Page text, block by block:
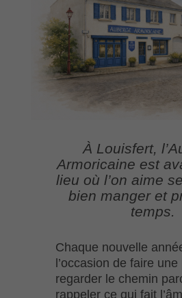
À Louisfert,
Armoricaine est
lieu où l’on aime
bien manger et
temps.
Chaque nouvelle
l’occasion de faire
regarder le chemin
rappeler ce qui fait